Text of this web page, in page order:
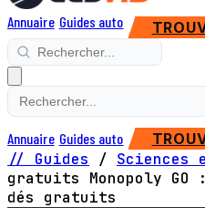
Annuaire Guides auto
Annuaire Guides auto
// Guides / Sciences
gratuits Monopoly
dés gratuits